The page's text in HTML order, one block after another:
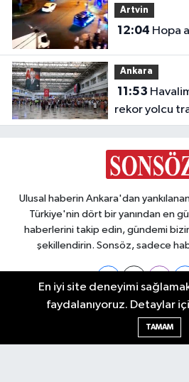
Artvin
12:04 Hopa
Ankara
11:53
rekor yolcu
Ulusal haberin Ankara'dan
Türkiye'nin dört bir yanından en
haberlerini takip edin, gündemi
şekillendirin. Sonsöz, sadece
Ankara Nöbetçi Eczaneler
En iyi site deneyimi
faydalanıyoruz. Detaylar
TAMAM